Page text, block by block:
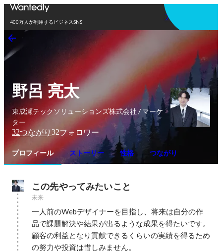
400万人が利用するビジネスSNS
アプリを使う
野呂 亮太
東成瀬テックソリューションズ株式会社 / マーケ
ター
32つながり 32フォロワー
プロフィール ストーリー 性格 つながり
この先やってみたいこと
未来
一人前のWebデザイナーを目指し、将来は自分の作
品で課題解決や結果が出るような成果を得たいです。
顧客の利益となり貢献できるくらいの実績を得るため